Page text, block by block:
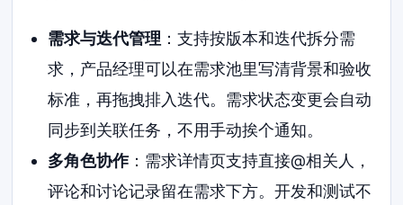
需求与迭代管理 ：支持按版本和迭代拆分需
求，产品经理可以在需求池里写清背景和验收
标准，再拖拽排入迭代。需求状态变更会自动
同步到关联任务，不用手动挨个通知。
多角色协作：需求详情页支持直接@相关人，
评论和讨论记录留在需求下方。开发和测试不